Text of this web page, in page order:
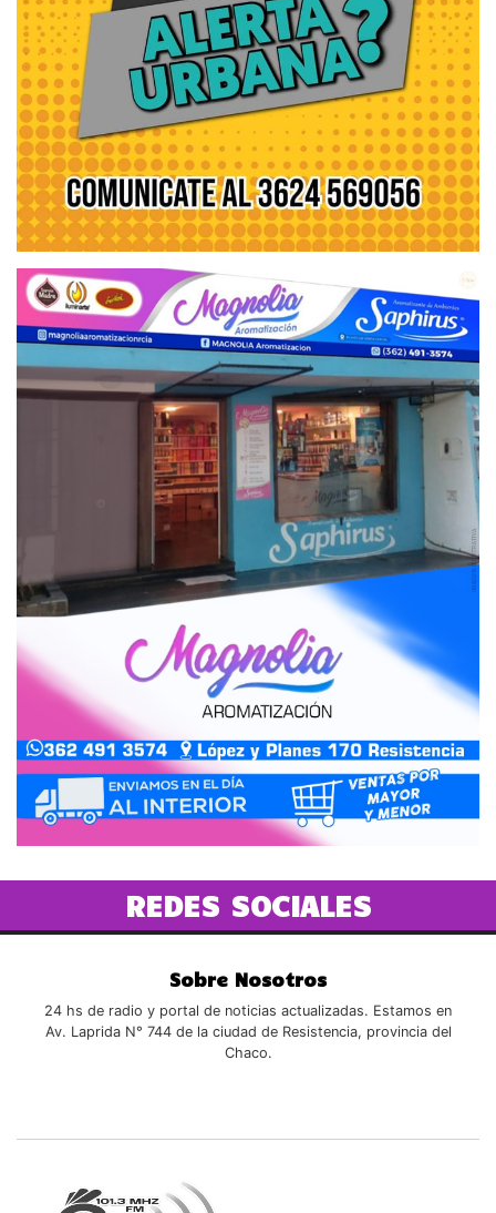
REDES SOCIALES
Sobre Nosotros
24 hs de radio y portal de noticias actualizadas. Estamos en
Av. Laprida N° 744 de la ciudad de Resistencia, provincia del
Chaco.